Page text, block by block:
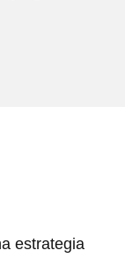
estrategia